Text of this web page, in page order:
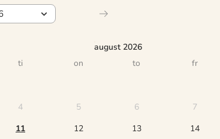
august 2026
ti on to fr
4 5 6 7
11 12 13 14